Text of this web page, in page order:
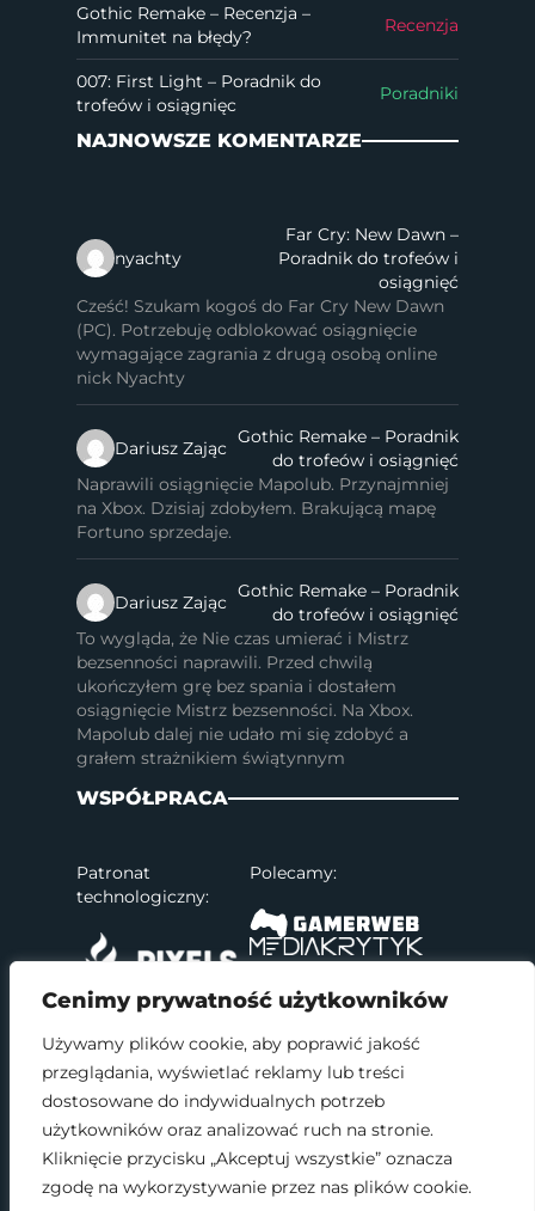
Cenimy prywatność użytkowników
Używamy plików cookie, aby poprawić jakość
przeglądania, wyświetlać reklamy lub treści
dostosowane do indywidualnych potrzeb
użytkowników oraz analizować ruch na stronie.
Kliknięcie przycisku „Akceptuj wszystkie” oznacza
zgodę na wykorzystywanie przez nas plików cookie.
Gothic Remake – Recenzja –
Immunitet na błędy?
Recenzja
007: First Light – Poradnik do
trofeów i osiągnięc
Poradniki
NAJNOWSZE KOMENTARZE
nyachty
Far Cry: New Dawn –
Poradnik do trofeów i
osiągnięć
Cześć! Szukam kogoś do Far Cry New Dawn
(PC). Potrzebuję odblokować osiągnięcie
wymagające zagrania z drugą osobą online
nick Nyachty
Dariusz Zając
Gothic Remake – Poradnik
do trofeów i osiągnięć
Naprawili osiągnięcie Mapolub. Przynajmniej
na Xbox. Dzisiaj zdobyłem. Brakującą mapę
Fortuno sprzedaje.
Dariusz Zając
Gothic Remake – Poradnik
do trofeów i osiągnięć
To wygląda, że Nie czas umierać i Mistrz
bezsenności naprawili. Przed chwilą
ukończyłem grę bez spania i dostałem
osiągnięcie Mistrz bezsenności. Na Xbox.
Mapolub dalej nie udało mi się zdobyć a
grałem strażnikiem świątynnym
WSPÓŁPRACA
Patronat
technologiczny:
Polecamy:
SOCIAL MEDIA